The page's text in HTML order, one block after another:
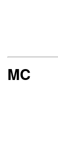
MC